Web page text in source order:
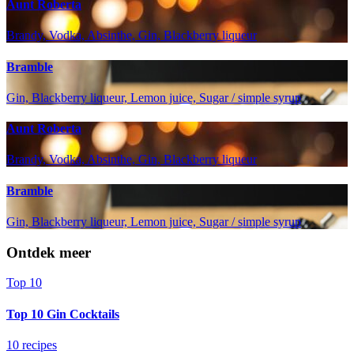
Aunt Roberta
Brandy, Vodka, Absinthe, Gin, Blackberry liqueur
Bramble
Gin, Blackberry liqueur, Lemon juice, Sugar / simple syrup
Aunt Roberta
Brandy, Vodka, Absinthe, Gin, Blackberry liqueur
Bramble
Gin, Blackberry liqueur, Lemon juice, Sugar / simple syrup
Ontdek meer
Top 10
Top 10 Gin Cocktails
10 recipes